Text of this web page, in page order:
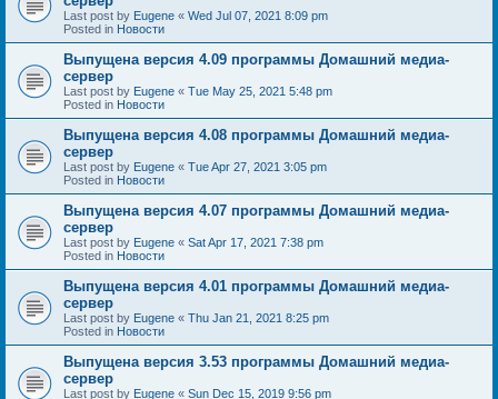
Last post by Eugene « Wed Jul 07, 2021 8:09 pm
Posted in Новости
Выпущена версия 4.09 программы Домашний медиа-
сервер
Last post by Eugene « Tue May 25, 2021 5:48 pm
Posted in Новости
Выпущена версия 4.08 программы Домашний медиа-
сервер
Last post by Eugene « Tue Apr 27, 2021 3:05 pm
Posted in Новости
Выпущена версия 4.07 программы Домашний медиа-
сервер
Last post by Eugene « Sat Apr 17, 2021 7:38 pm
Posted in Новости
Выпущена версия 4.01 программы Домашний медиа-
сервер
Last post by Eugene « Thu Jan 21, 2021 8:25 pm
Posted in Новости
Выпущена версия 3.53 программы Домашний медиа-
сервер
Last post by Eugene « Sun Dec 15, 2019 9:56 pm